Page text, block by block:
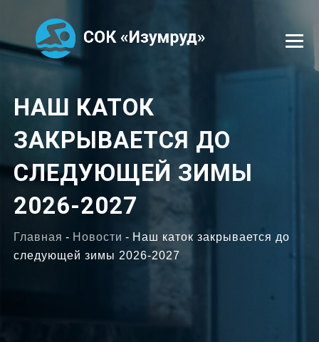
УСЛУГИ
СЕКЦИИ
ТРЕНЕРЫ
ОТЗЫВЫ
ФОТОГАЛЕРЕЯ
НАШ КАТОК
ЗАКРЫВАЕТСЯ ДО
СЛЕДУЮЩЕЙ ЗИМЫ
2026-2027
Главная - Новости - Наш каток закрывается до
следующей зимы 2026-2027